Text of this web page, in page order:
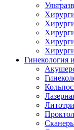
Гинекология